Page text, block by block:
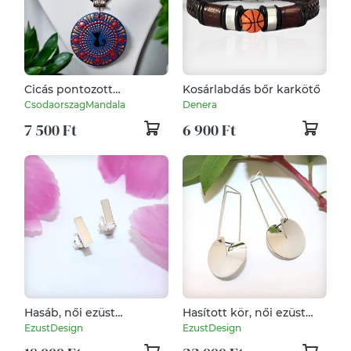
Cicás pontozott
mandalás ékszerszett -
kék-arany
CsodaorszagMandala
7 500 Ft
Kosárlabdás bőr karkötő
Denera
6 900 Ft
Hasáb, női ezüst
fülbevaló pár (EF.166)
EzustDesign
Hasított kör, női ezüst
fülbevaló pár (EF.134)
EzustDesign